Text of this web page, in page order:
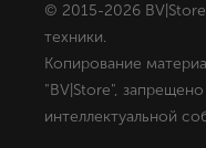
© 2015-2026
техники.
Копирование
"BV|Store",
интеллектуальной